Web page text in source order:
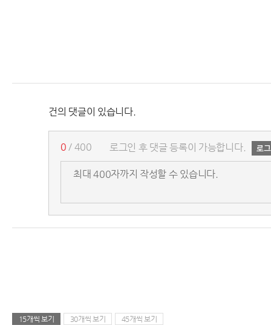
건의 댓글이 있습니다.
로그인 후 댓글 등록이 가능합니다.
0 / 400
15개씩 보기 30개씩 보기 45개씩 보기